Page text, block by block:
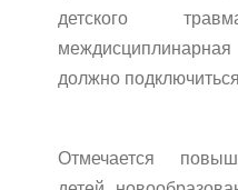
детского
должно
Отмечается